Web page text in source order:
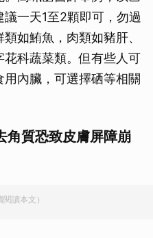
一天1至2顆即可，勿過
如鮪魚，肉類如豬肝、
科蔬菜類。但有些人可
內臟，可選擇硒等相關
角質恐致皮膚屏障崩
讀本文）